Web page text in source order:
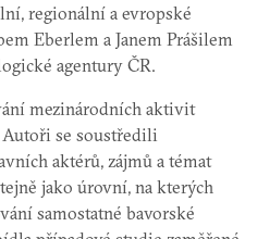
regionální a evropské
Eberlem a Janem Prášilem
agentury ČR.
mezinárodních aktivit
Autoři se soustředili
aktérů, zájmů a témat
jako úrovní, na kterých
samostatné bavorské